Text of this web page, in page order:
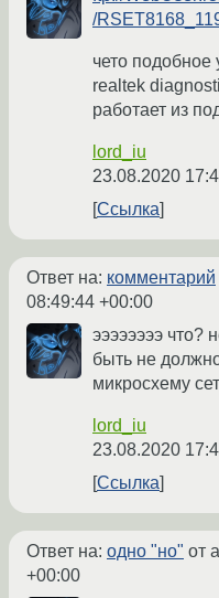
/
чето
realtek
работает из
lord_iu
23.08.2020
Ссылка
Ответ на: комментарий
08:49:44 +00:00
ээээээээ что?
быть не
микросхему
lord_iu
23.08.2020
Ссылка
Ответ на: одно "но" от
+00:00